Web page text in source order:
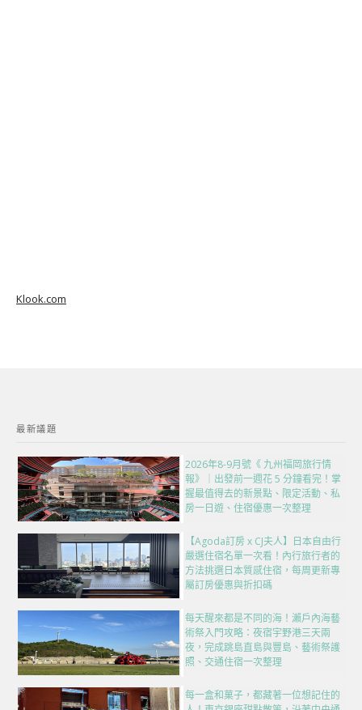
Klook.com
最新議題
2026年8-9月號《 九州福岡旅行情
報》｜出發前一週花 5 分鐘看完！掌
握最值得去的新景點、限定活動、私
房一日遊、住宿優惠一次整理
【Agoda訂房 x CJ夫人】日本自由行
嚴選住宿名單一次看！內行旅行者的
方法挑選日本質感住宿，每周更新專
屬訂房優惠與折扣碼
每天醒來都是不同的海！瀨戶內海藝
術祭入門攻略：夜宿宇野港三天兩
夜，完成跳島直島與豐島、藝術祭護
照、交通住宿一次整理
每一盒和菓子，都藏著一位想記住的